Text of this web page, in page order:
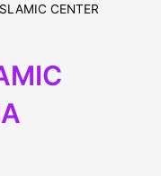
CENTER